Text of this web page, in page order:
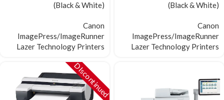
(Black & White)
Canon
ImagePress/ImageRunner
Lazer Technology Printers
(Black & White)
Canon
ImagePress/ImageRunner
Lazer Technology Printers
DIscontinued